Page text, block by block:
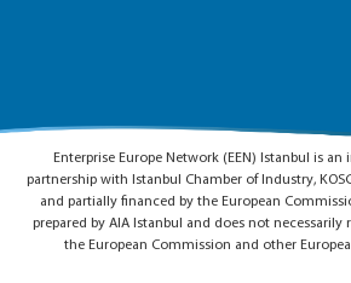
Enterprise Europe Network (EEN) Istanbul is
partnership with Istanbul Chamber of Industry,
and partially financed by the European
prepared by AIA Istanbul and does not
the European Commission and other